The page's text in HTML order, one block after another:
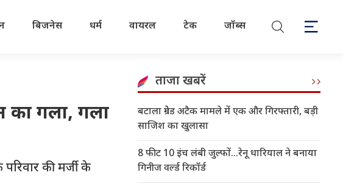
बिजनेस धर्म वायरल टेक जॉब्स
का गला, गला
की मर्जी के
ताजा खबरें
बटाला ग्रेनेड अटैक मामले में एक और गिरफ्तारी, बड़ी
साजिश का खुलासा
8 फीट 10 इंच लंबी जुल्फों...रेनू धारियाल ने बनाया
गिनीज वर्ल्ड रिकॉर्ड